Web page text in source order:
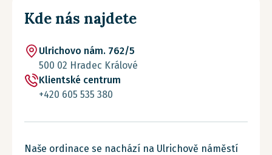
Kde nás najdete
Ulrichovo nám. 762/5
500 02 Hradec Králové
Klientské centrum
+420 605 535 380
Naše ordinace se nachází na Ulrichově náměstí